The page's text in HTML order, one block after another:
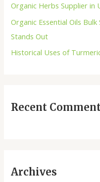
Organic Herbs Supplier in
Organic Essential Oils
Stands Out
Historical Uses of
Recent
Archives